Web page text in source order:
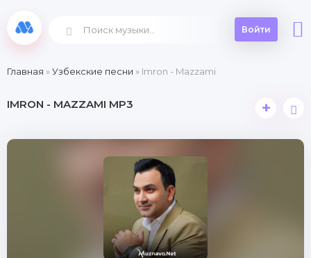
Войти
Главная »Узбекские песни » Imron - Mazzami
IMRON - MAZZAMI MP3 +